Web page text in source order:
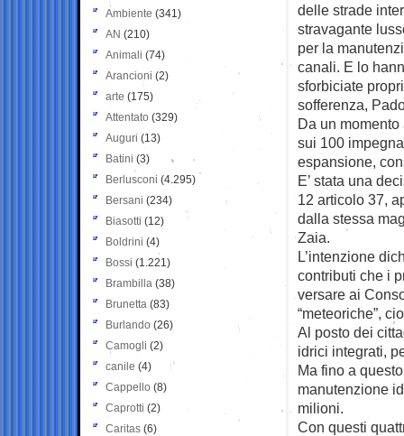
delle strade
stravagante
per la
canali. E lo
sforbiciate
sofferenza,
Da un
sui 100
espansione,
E’ stata una
12 articolo 37,
dalla stessa
Zaia.
L’intenzione
contributi che i
versare ai
“meteoriche”,
Al posto dei
idrici integrati,
Ma fino a
manutenzione
milioni.
Con questi
Ambiente (341)
AN (210)
Animali (74)
Arancioni (2)
arte (175)
Attentato (329)
Auguri (13)
Batini (3)
Berlusconi (4.295)
Bersani (234)
Biasotti (12)
Boldrini (4)
Bossi (1.221)
Brambilla (38)
Brunetta (83)
Burlando (26)
Camogli (2)
canile (4)
Cappello (8)
Caprotti (2)
Caritas (6)